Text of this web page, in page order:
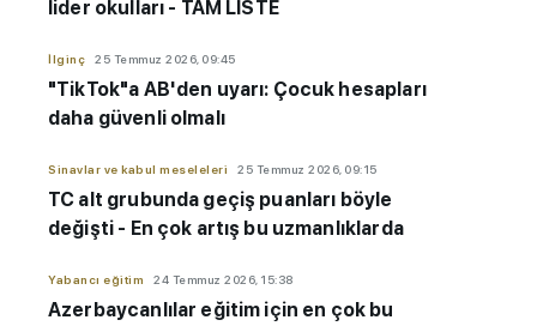
lider okulları - TAM LİSTE
İlginç 25 Temmuz 2026, 09:45
"TikTok"a AB'den uyarı: Çocuk hesapları
daha güvenli olmalı
Sinavlar ve kabul meseleleri 25 Temmuz 2026, 09:15
TC alt grubunda geçiş puanları böyle
değişti - En çok artış bu uzmanlıklarda
Yabancı eğitim 24 Temmuz 2026, 15:38
Azerbaycanlılar eğitim için en çok bu